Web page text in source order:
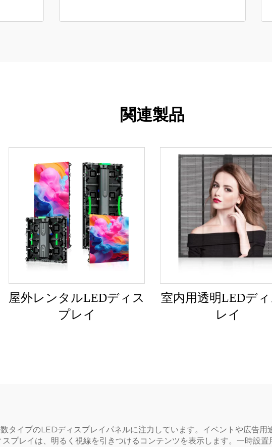
関連製品
屋外レンタルLEDディス
プレイ
室内用透明LEDデ
レイ
タイプのLEDディスプレイパネルに注力しています。イベントや広告
プレイは、明るく視線を引きつけるコンテンツを表示します。一時設